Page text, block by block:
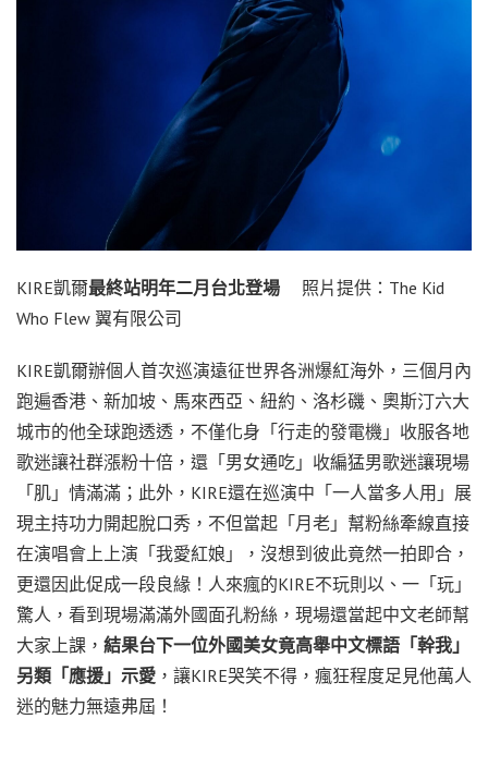
KIRE凱爾最終站明年二月台北登場 照片提供：The Kid
Who Flew 翼有限公司
KIRE凱爾辦個人首次巡演遠征世界各洲爆紅海外，三個月內
跑遍香港、新加坡、馬來西亞、紐約、洛杉磯、奧斯汀六大
城市的他全球跑透透，不僅化身「行走的發電機」收服各地
歌迷讓社群漲粉十倍，還「男女通吃」收編猛男歌迷讓現場
「肌」情滿滿；此外，KIRE還在巡演中「一人當多人用」展
現主持功力開起脫口秀，不但當起「月老」幫粉絲牽線直接
在演唱會上上演「我愛紅娘」，沒想到彼此竟然一拍即合，
更還因此促成一段良緣！人來瘋的KIRE不玩則以、一「玩」
驚人，看到現場滿滿外國面孔粉絲，現場還當起中文老師幫
大家上課， 結果台下一位外國美女竟高舉中文標語「幹我」
另類「應援」示愛 ，讓KIRE哭笑不得，瘋狂程度足見他萬人
迷的魅力無遠弗屆！